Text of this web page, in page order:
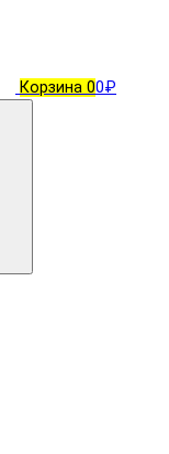
Корзина 00₽